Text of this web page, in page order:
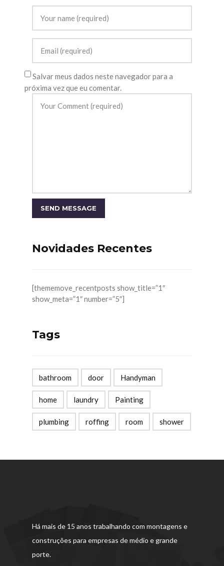
Salvar meus dados neste navegador para a
próxima vez que eu comentar.
Novidades Recentes
[thememove_recentposts show_title=”1″
show_meta=”1″ number=”5″]
Tags
bathroom door Handyman
home laundry Painting
plumbing roffing room shower
Há mais de 15 anos trabalhando com montagens e
construções para empresas de médio e grande
porte.